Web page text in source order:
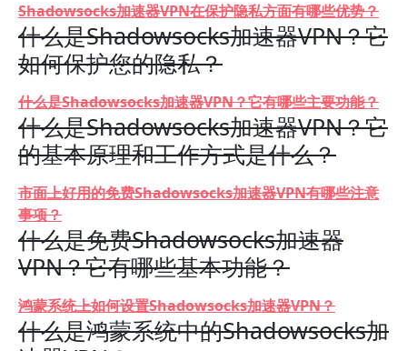
Shadowsocks加速器VPN在保护隐私方面有哪些优势？
什么是Shadowsocks加速器VPN？它
如何保护您的隐私？
什么是Shadowsocks加速器VPN？它有哪些主要功能？
什么是Shadowsocks加速器VPN？它
的基本原理和工作方式是什么？
市面上好用的免费Shadowsocks加速器VPN有哪些注意
事项？
什么是免费Shadowsocks加速器
VPN？它有哪些基本功能？
鸿蒙系统上如何设置Shadowsocks加速器VPN？
什么是鸿蒙系统中的Shadowsocks加